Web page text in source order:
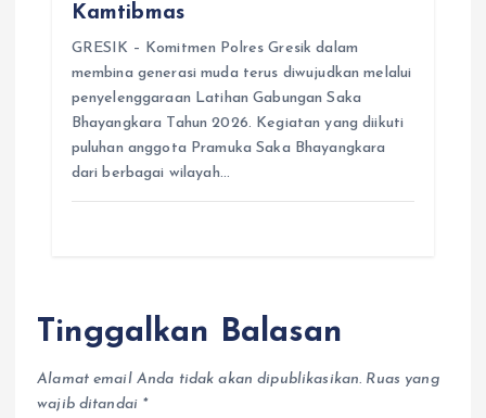
Kamtibmas
GRESIK – Komitmen Polres Gresik dalam
membina generasi muda terus diwujudkan melalui
penyelenggaraan Latihan Gabungan Saka
Bhayangkara Tahun 2026. Kegiatan yang diikuti
puluhan anggota Pramuka Saka Bhayangkara
dari berbagai wilayah…
Tinggalkan Balasan
Alamat email Anda tidak akan dipublikasikan. Ruas yang
wajib ditandai *